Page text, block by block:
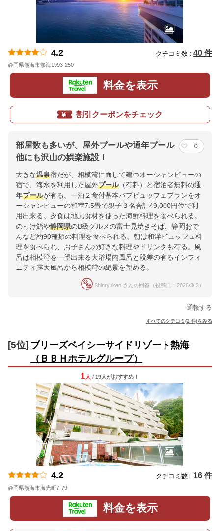
4.2 クチコミ数 : 40 件
静岡県熱海市熱海1993-250
料金を表示
割引クーポンをチェック
部屋数も多いが、屋外プールや通年プール
他にも沢山の娯楽施設！
0
大きな温泉宿だが、相模湾に面して建つオーシャンビューの
宿で、海水を利用した屋外プール（有料）と宿泊者無料の通
年プールが有る。一泊２食付基本バプビュッフェプランをオ
ーシャンビューの和室7.5畳で親子３名合計49,000円位で利
用出来る。夕食は地元食材を使った海鮮料理を食べられる。
のっけ鮨や静岡県のB級グルメの富士見焼きそば、静岡おで
んなど約90種類の料理を食べられる。朝は和洋ビュッフェ料
理を食べられ、お子さんの好きな料理やドリンクも有る。風
呂は相模湾を一望出来る大浴場内風呂と段差の有るインフィ
ニティ露天風呂から相模湾の絶景を望める。
Shinryuken さんの回答（投稿日：2026/3/ 3）
通報する
すべてのクチコミ(2 件)をみる
[5位] ブリーズベイシーサイドリゾート熱海
（ＢＢＨホテルグループ）
1 人 / 19人がおすすめ！
4.2 クチコミ数 : 16 件
静岡県熱海市海光町7-79
料金を表示